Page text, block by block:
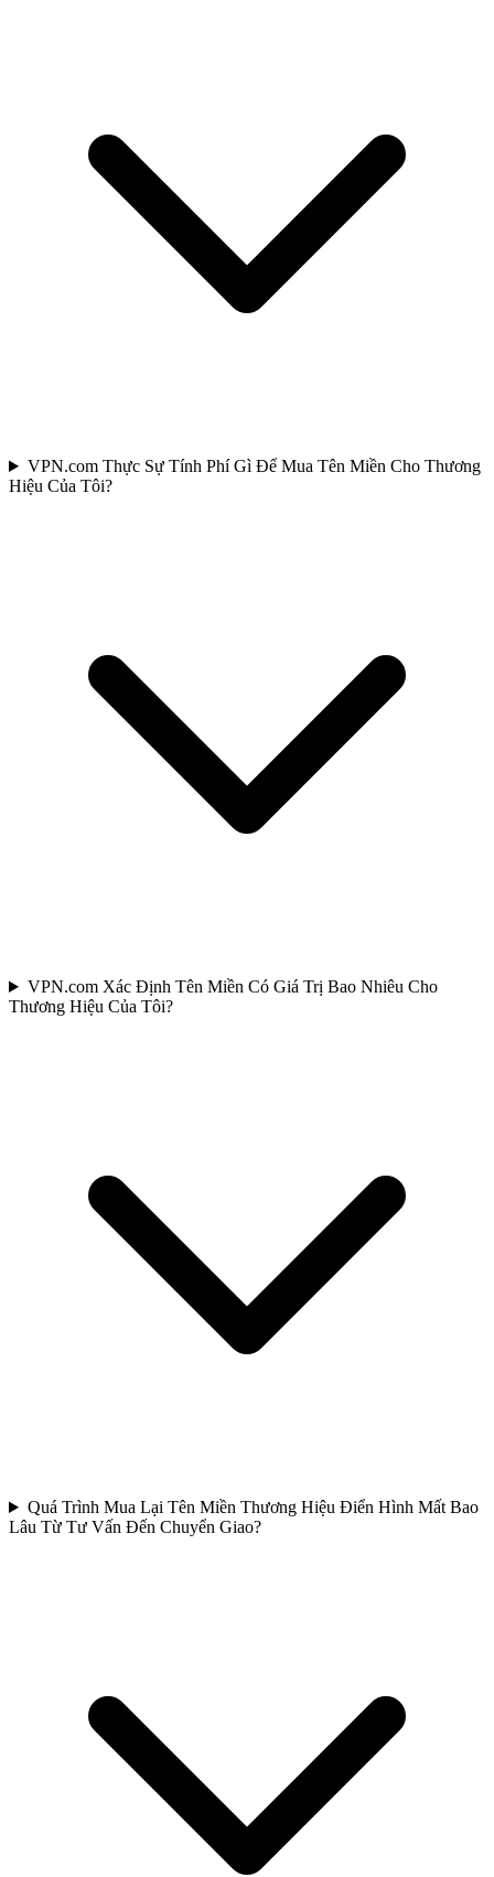
VPN.com Thực Sự Tính Phí Gì Để Mua Tên Miền Cho Thương
Hiệu Của Tôi?
VPN.com Xác Định Tên Miền Có Giá Trị Bao Nhiêu Cho
Thương Hiệu Của Tôi?
Quá Trình Mua Lại Tên Miền Thương Hiệu Điển Hình Mất Bao
Lâu Từ Tư Vấn Đến Chuyển Giao?